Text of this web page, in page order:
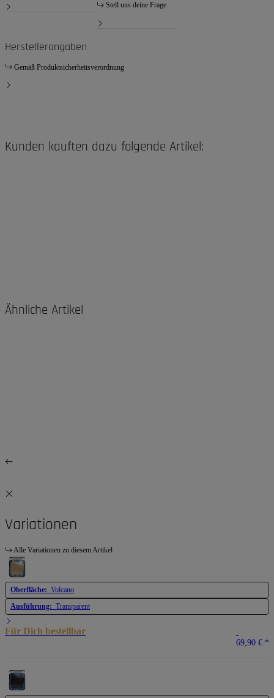
Stell uns deine Frage
Herstellerangaben
Gemäß Produktsicherheitsverordnung
Kunden kauften dazu folgende Artikel:
Ähnliche Artikel
Variationen
Alle Variationen zu diesem Artikel
Oberfläche: Volcano
Ausführung: Transparent
Für Dich bestellbar
69,90 € *